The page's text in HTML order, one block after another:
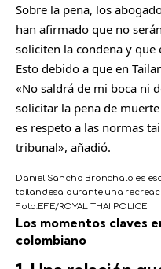
Sobre la pena, los
han afirmado que no
soliciten la condena y que
Esto debido a que en
«No saldrá de mi boca ni
solicitar la pena de
es respeto a las normas
tribunal», añadió.
Daniel Sancho Bronchalo es
tailandesa durante una
Foto:EFE/ROYAL THAI POLICE
C
o
m
Los momentos claves
colombiano